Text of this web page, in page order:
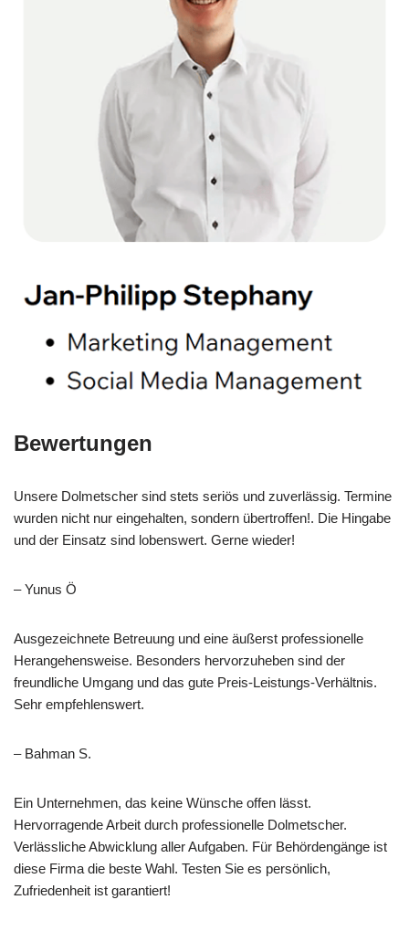
Bewertungen
Unsere Dolmetscher sind stets seriös und zuverlässig. Termine
wurden nicht nur eingehalten, sondern übertroffen!. Die Hingabe
und der Einsatz sind lobenswert. Gerne wieder!
– Yunus Ö
Ausgezeichnete Betreuung und eine äußerst professionelle
Herangehensweise. Besonders hervorzuheben sind der
freundliche Umgang und das gute Preis-Leistungs-Verhältnis.
Sehr empfehlenswert.
– Bahman S.
Ein Unternehmen, das keine Wünsche offen lässt.
Hervorragende Arbeit durch professionelle Dolmetscher.
Verlässliche Abwicklung aller Aufgaben. Für Behördengänge ist
diese Firma die beste Wahl. Testen Sie es persönlich,
Zufriedenheit ist garantiert!